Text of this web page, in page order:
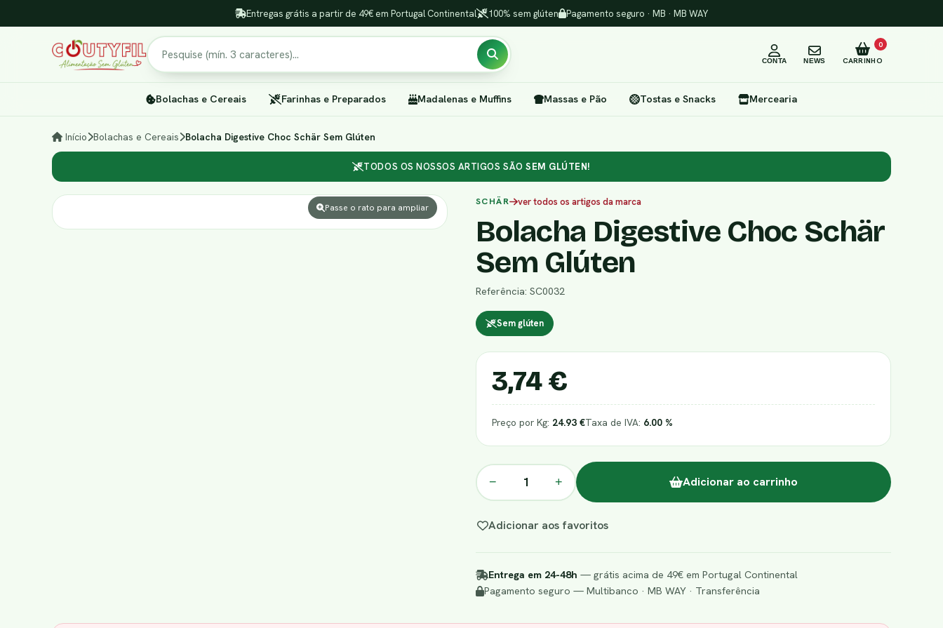
Entregas grátis a partir de 49€ em Portugal Continental 100% sem glúten Pagamento seguro · MB · MB WAY
Pesquisar
CONTA NEWS CARRINHO
0
Bolachas e Cereais Farinhas e Preparados Madalenas e Muffins Massas e Pão Tostas e Snacks Mercearia
Início Bolachas e Cereais Bolacha Digestive Choc Schär Sem Glúten
TODOS OS NOSSOS ARTIGOS SÃO SEM GLÚTEN!
Passe o rato para ampliar
SCHÄR ver todos os artigos da marca
Bolacha Digestive Choc Schär
Sem Glúten
Referência: SC0032
Sem glúten
3,74 €
Preço por Kg: 24.93 €Taxa de IVA: 6.00 %
− + Adicionar ao carrinho
Adicionar aos favoritos
Entrega em 24-48h — grátis acima de 49€ em Portugal Continental
Pagamento seguro — Multibanco · MB WAY · Transferência